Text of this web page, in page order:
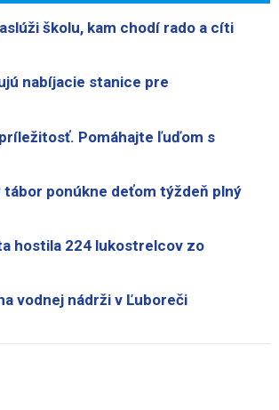
školu, kam chodí rado a cíti
nabíjacie stanice pre
Pomáhajte ľuďom s
ponúkne deťom týždeň plný
hostila 224 lukostrelcov zo
vodnej nádrži v Ľuboreči